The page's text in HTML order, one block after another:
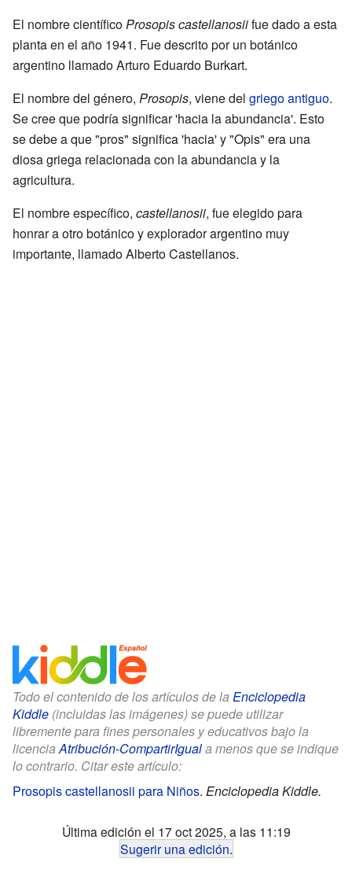
El nombre científicoProsopis castellanosiifue dado a esta
planta en el año 1941. Fue descrito por un botánico
argentino llamado Arturo Eduardo Burkart.
El nombre del género, Prosopis, viene del griego antiguo.
Se cree que podría significar 'hacia la abundancia'. Esto
se debe a que "pros" significa 'hacia' y "Opis" era una
diosa griega relacionada con la abundancia y la
agricultura.
El nombre específico, castellanosii, fue elegido para
honrar a otro botánico y explorador argentino muy
importante, llamado Alberto Castellanos.
Todo el contenido de los artículos de la Enciclopedia
Kiddle (incluidas las imágenes) se puede utilizar
libremente para fines personales y educativos bajo la
licenciaAtribución-CompartirIguala menos que se indique
lo contrario. Citar este artículo:
Prosopis castellanosii para Niños. Enciclopedia Kiddle.
Última edición el 17 oct 2025, a las 11:19
Sugerir una edición.